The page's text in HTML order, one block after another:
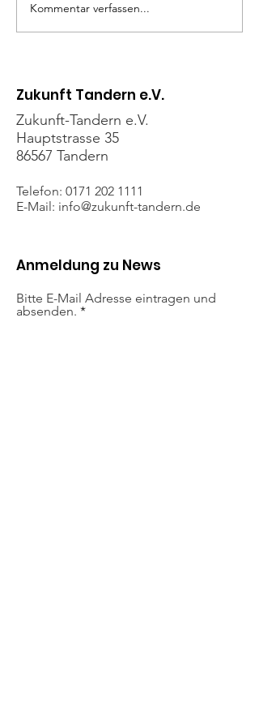
Sprech(er)stunde
„Stadt. Land. Heimat.“
Kommentar verfassen...
Zukunft Tandern e.V.
Zukunft-Tandern e.V.
Hauptstrasse 35
86567 Tandern
Telefon: 0171 202 1111
E-Mail: info@zukunft-tandern.de
Anmeldung zu News
Bitte E-Mail Adresse eintragen und
absenden.